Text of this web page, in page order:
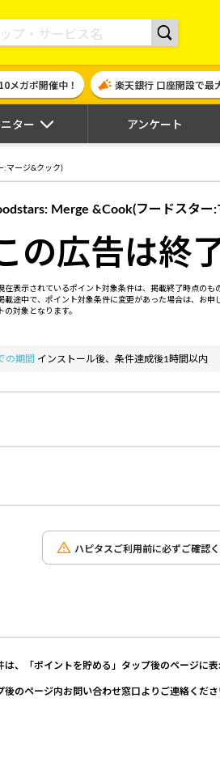
ギフト券に交換できるポイントサイト | ハピタス
メガポ開催中！ 楽天銀行 口座開設で
ター アンケート
:マージ&クック)
Merge &Cook(フードスター
の広告は終
在表示されているポイント対象条件は、掲載終了時点のもの
載途中で、ポイント対象条件に変更があった場合は、お申
の対象となります。
の期間 インストール後、条件達成後1時間以内
ハピタスご利用前に必ずご確認
、「ポイントを貯める」タップ後のページに
のページ内お問い合わせ窓口よりご連絡くだ